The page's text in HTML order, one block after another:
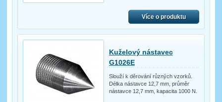
Více o produktu
Kuželový nástavec
G1026E
Slouží k děrování různých vzorků.
Délka nástavce 12,7 mm, průměr
nástavce 12,7 mm, kapacita 1000 N.